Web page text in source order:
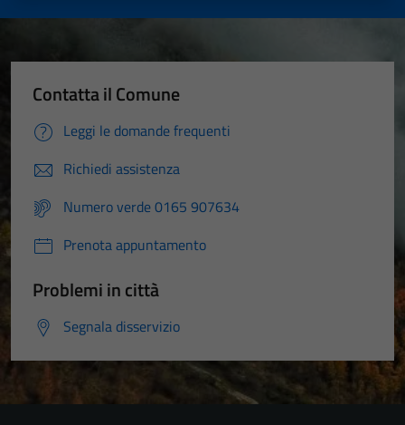
Contatta il Comune
Leggi le domande frequenti
Richiedi assistenza
Numero verde 0165 907634
Prenota appuntamento
Problemi in città
Segnala disservizio